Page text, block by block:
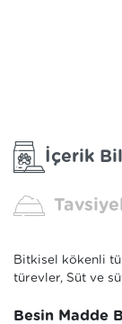
İçerik
Bitkisel kökenli
türevler, Süt ve
Besin Madde